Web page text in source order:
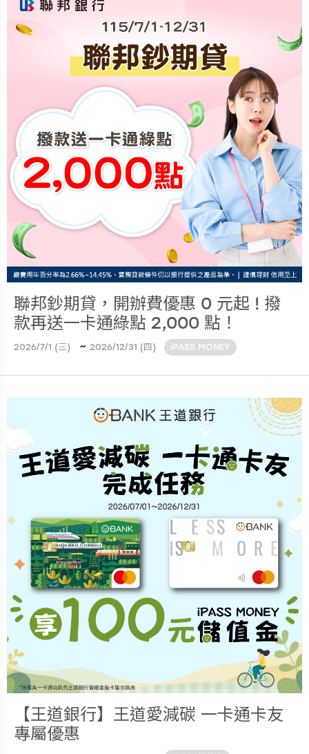
聯邦鈔期貸，開辦費優惠 0 元起 ! 撥
款再送一卡通綠點 2,000 點！
2026/7/1 (三) ~ 2026/12/31 (四) iPASS MONEY
【王道銀行】王道愛減碳 一卡通卡友
專屬優惠